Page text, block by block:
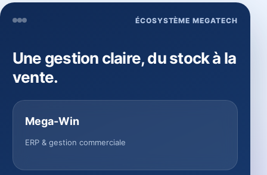
ÉCOSYSTÈME MEGATECH
Une gestion claire, du stock à la
vente.
Mega-Win
ERP & gestion commerciale